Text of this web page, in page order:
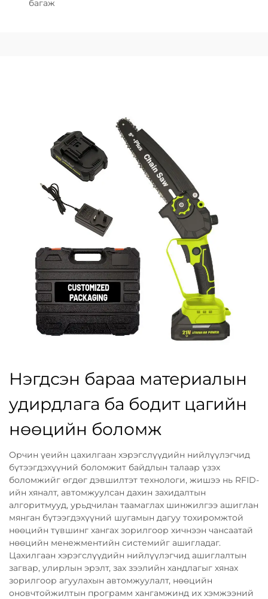
багаж
Нэгдсэн бараа материалын
удирдлага ба бодит цагийн
нөөцийн боломж
Орчин үеийн цахилгаан хэрэгслүүдийн нийлүүлэгчид
бүтээгдэхүүний боломжит байдлын талаар үзэх
боломжийг өгдөг дэвшилтэт технологи, жишээ нь RFID-
ийн хяналт, автомжуулсан дахин захидалтын
алгоритмууд, урьдчилан таамаглах шинжилгээ ашиглан
мянган бүтээгдэхүүний шугамын дагуу тохиромжтой
нөөцийн түвшинг хангах зорилгоор хичнээн чансаатай
нөөцийн менежментийн системийг ашигладаг.
Цахилгаан хэрэгслүүдийн нийлүүлэгчид ашиглалтын
загвар, улирлын эрэлт, зах зээлийн хандлагыг хянах
зорилгоор агуулахын автомжуулалт, нөөцийн
оновчтойжилтын программ хангамжинд их хэмжээний